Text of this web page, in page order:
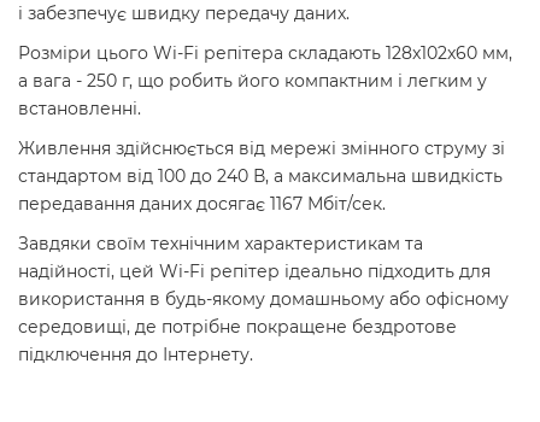
і забезпечує швидку передачу даних.
Розміри цього Wi-Fi репітера складають 128x102x60 мм,
а вага - 250 г, що робить його компактним і легким у
встановленні.
Живлення здійснюється від мережі змінного струму зі
стандартом від 100 до 240 В, а максимальна швидкість
передавання даних досягає 1167 Мбіт/сек.
Завдяки своїм технічним характеристикам та
надійності, цей Wi-Fi репітер ідеально підходить для
використання в будь-якому домашньому або офісному
середовищі, де потрібне покращене бездротове
підключення до Інтернету.